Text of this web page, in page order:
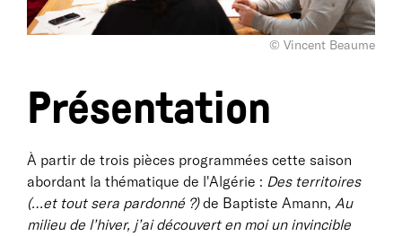
© Vincent Beaume
Présentation
À partir de trois pièces programmées cette saison
abordant la thématique de l'Algérie : Des territoires
(…et tout sera pardonné ?)de Baptiste Amann, Au
milieu de l’hiver, j’ai découvert en moi un invincible